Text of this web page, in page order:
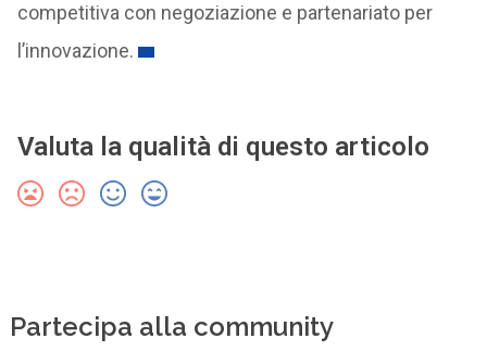
competitiva con negoziazione e partenariato per
l’innovazione.
Valuta la qualità di questo articolo
Partecipa alla community